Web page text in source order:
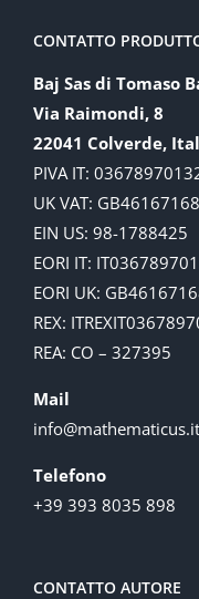
CONTATTO
Baj Sas di Tomaso
Via Raimondi, 8
22041 Colverde,
PIVA IT:
UK VAT:
EIN US: 98-1788425
EORI IT:
EORI UK:
REX:
REA: CO – 327395
Mail
info@mathematicus.it
Telefono
+39 393 8035 898
CONTATTO AUTORE